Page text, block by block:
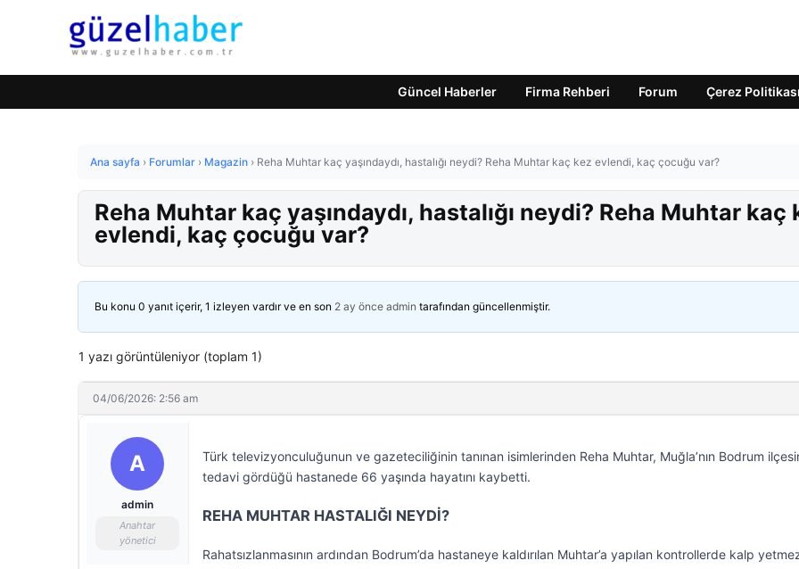
Güncel Haberler Firma Rehberi Forum Çerez Politikası
Ana sayfa › Forumlar › Magazin › Reha Muhtar kaç yaşındaydı, hastalığı neydi? Reha Muhtar kaç kez evlendi, kaç çocuğu var?
Reha Muhtar kaç yaşındaydı, hastalığı neydi? Reha Muhtar kaç
evlendi, kaç çocuğu var?
Bu konu 0 yanıt içerir, 1 izleyen vardır ve en son 2 ay önce admin tarafından güncellenmiştir.
1 yazı görüntüleniyor (toplam 1)
04/06/2026: 2:56 am
A
admin
Anahtar
yönetici
Türk televizyonculuğunun ve gazeteciliğinin tanınan isimlerinden Reha Muhtar, Muğla’nın Bodrum
tedavi gördüğü hastanede 66 yaşında hayatını kaybetti.
REHA MUHTAR HASTALIĞI NEYDİ?
Rahatsızlanmasının ardından Bodrum’da hastaneye kaldırılan Muhtar’a yapılan kontrollerde kalp